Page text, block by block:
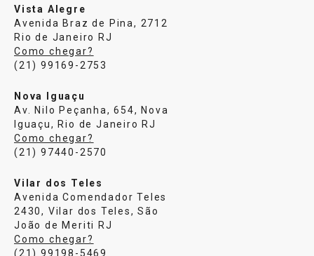
Vista Alegre
Avenida Braz de Pina, 2712
Rio de Janeiro RJ
Como chegar?
(21) 99169-2753
Nova Iguaçu
Av. Nilo Peçanha, 654, Nova
Iguaçu, Rio de Janeiro RJ
Como chegar?
(21) 97440-2570
Vilar dos Teles
Avenida Comendador Teles
2430, Vilar dos Teles, São
João de Meriti RJ
Como chegar?
(21) 99198-5469